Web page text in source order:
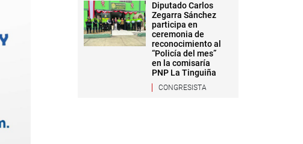
Diputado Carlos
Zegarra Sánchez
participa en
ceremonia de
reconocimiento al
“Policía del mes”
en la comisaría
PNP La Tinguiña
CONGRESISTA